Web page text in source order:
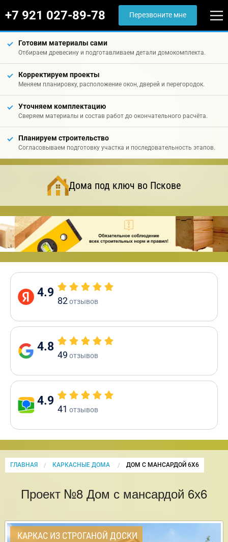
+7 921 027-89-78 Перезвоните мне
Готовим материалы сами
Отбираем древесину и подготавливаем детали домокомплекта.
Корректируем проекты
Меняем планировку, расположение окон, дверей и перегородок.
Уточняем комплектацию
Сверяем материалы и состав работ до окончательного расчёта.
Планируем строительство
Согласовываем подготовку участка и последовательность этапов.
Дома под ключ во Пскове
4.9
82отзывов
4.8
49 отзывов
4.9
41 отзывов
ГЛАВНАЯ КАРКАСНЫЕ ДОМА CURRENT:
ДОМ С МАНСАРДОЙ 6Х6
Проект №8 Дом с мансардой 6х6
КАРКАС ИЗ СТРОГАНОЙ ДОСКИ